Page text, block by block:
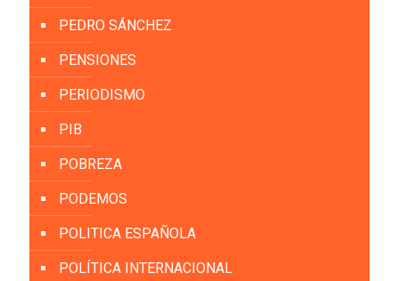
PEDRO SÁNCHEZ
PENSIONES
PERIODISMO
PIB
POBREZA
PODEMOS
POLITICA ESPAÑOLA
POLÍTICA INTERNACIONAL